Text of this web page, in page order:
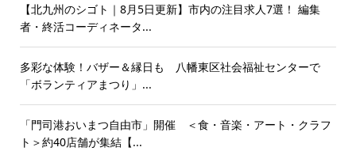
【北九州のシゴト｜8月5日更新】市内の注目求人7選！ 編集
者・終活コーディネータ...
多彩な体験！バザー＆縁日も 八幡東区社会福祉センターで
「ボランティアまつり」...
「門司港おいまつ自由市」開催 ＜食・音楽・アート・クラフ
ト＞約40店舗が集結【...